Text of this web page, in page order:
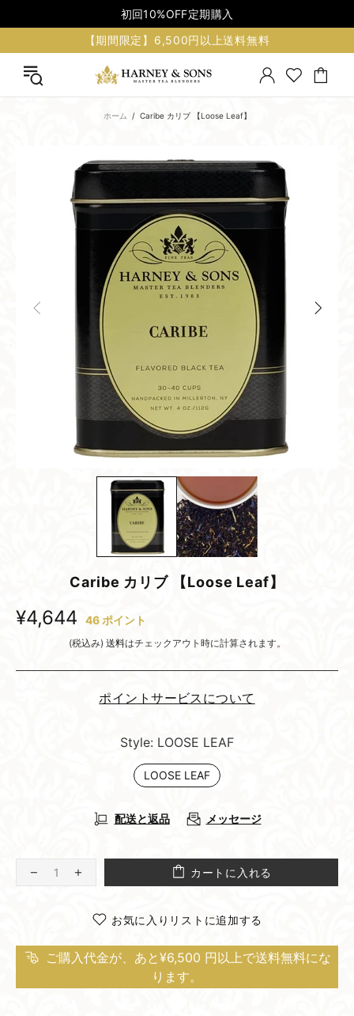
初回10%OFF定期購入
【期間限定】6,500円以上送料無料
ホーム Caribe カリブ 【Loose Leaf】
Caribe カリブ 【Loose Leaf】
¥4,644 46ポイント
(税込み) 送料はチェックアウト時に計算されます。
ポイントサービスについて
Style: LOOSE LEAF
LOOSE LEAF
配送と返品 メッセージ
カートに入れる
お気に入りリストに追加する
ご購入代金が、あと¥6,500 円以上で送料無料にな
ります。